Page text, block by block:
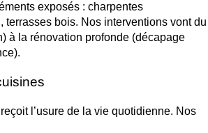
exposés : charpentes
bois. Nos interventions vont du
à la rénovation profonde (décapage
l’usure de la vie quotidienne. Nos